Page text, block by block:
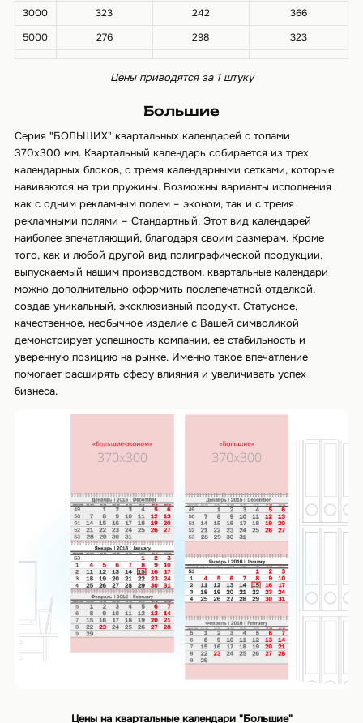
3000
323 242
366
5000
276 298 323
Цены приводятся за 1 штуку
Большие
Серия "БОЛЬШИХ" квартальных календарей с топами
370х300 мм. Квартальный календарь собирается из трех
календарных блоков, с тремя календарными сетками, которые
навиваются на три пружины. Возможны варианты исполнения
как с одним рекламным полем – эконом, так и с тремя
рекламными полями – Стандартный. Этот вид календарей
наиболее впечатляющий, благодаря своим размерам. Кроме
того, как и любой другой вид полиграфической продукции,
выпускаемый нашим производством, квартальные календари
можно дополнительно оформить послепечатной отделкой,
создав уникальный, эксклюзивный продукт. Статусное,
качественное, необычное изделие с Вашей символикой
демонстрирует успешность компании, ее стабильность и
уверенную позицию на рынке. Именно такое впечатление
помогает расширять сферу влияния и увеличивать успех
бизнеса.
Цены на квартальные календари "Большие"